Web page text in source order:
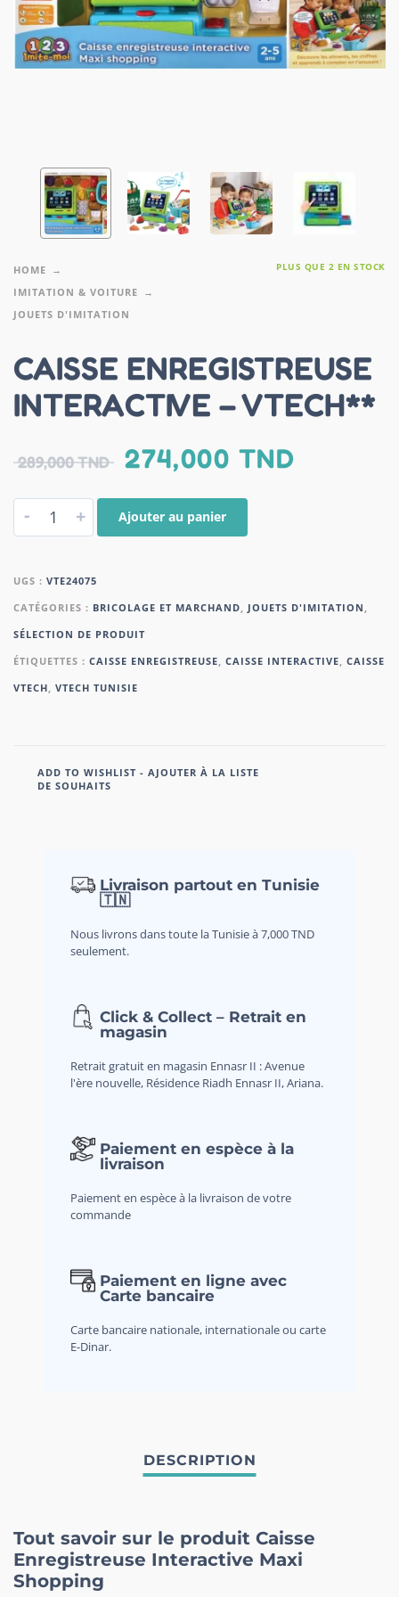
HOME
IMITATION & VOITURE
JOUETS D'IMITATION
PLUS QUE 2 EN STOCK
CAISSE ENREGISTREUSE
INTERACTIVE – VTECH**
289,000TND 274,000 TND
- + Ajouter au panier
UGS : VTE24075
CATÉGORIES : BRICOLAGE ET MARCHAND JOUETS D'IMITATION
SÉLECTION DE PRODUIT
ÉTIQUETTES : CAISSE ENREGISTREUSE CAISSE INTERACTIVE CAISSE
VTECH VTECH TUNISIE
ADD TO WISHLIST - AJOUTER À LA LISTE
DE SOUHAITS
Livraison partout en Tunisie
🇹🇳
Nous livrons dans toute la Tunisie à 7,000 TND
seulement.
Click & Collect – Retrait en
magasin
Retrait gratuit en magasin Ennasr II : Avenue
l'ère nouvelle, Résidence Riadh Ennasr II, Ariana.
Paiement en espèce à la
livraison
Paiement en espèce à la livraison de votre
commande
Paiement en ligne avec
Carte bancaire
Carte bancaire nationale, internationale ou carte
E-Dinar.
Tout savoir sur le produit Caisse
Enregistreuse Interactive Maxi
Shopping